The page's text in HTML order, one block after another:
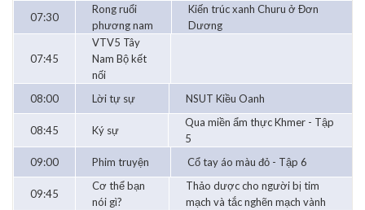
07:30
Rong ruổi
phương nam
Kiến trúc xanh Churu ở Đơn
Dương
07:45
VTV5 Tây
Nam Bộ kết
nối
08:00
Lời tự sự NSUT Kiều Oanh
08:45 Ký sự
Qua miền ẩm thực Khmer - Tập
5
09:00
Phim truyện Cổ tay áo màu đỏ - Tập 6
09:45
Cơ thể bạn
nói gì?
Thảo dược cho người bị tim
mạch và tắc nghẽn mạch vành